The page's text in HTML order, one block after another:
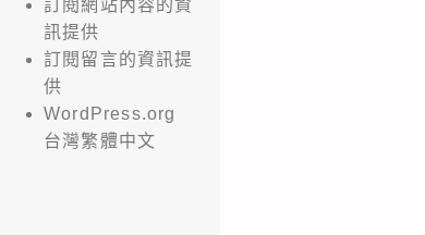
訂閱網站內容的資
訊提供
訂閱留言的資訊提
供
WordPress.org
台灣繁體中文